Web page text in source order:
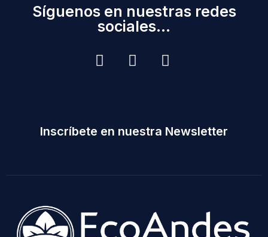
Síguenos en nuestras redes
sociales...
Inscríbete en nuestra Newsletter